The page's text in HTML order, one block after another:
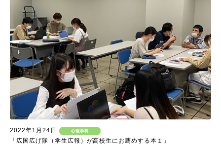
2022年1月24日 心理学科
「広国広げ隊（学生広報）が高校生にお薦めする本１」